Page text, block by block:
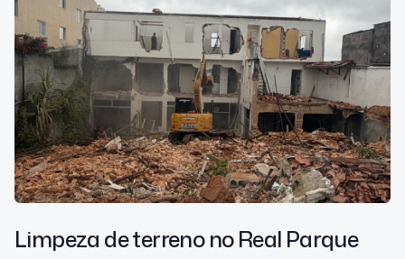
Limpeza de terrenono Real Parque